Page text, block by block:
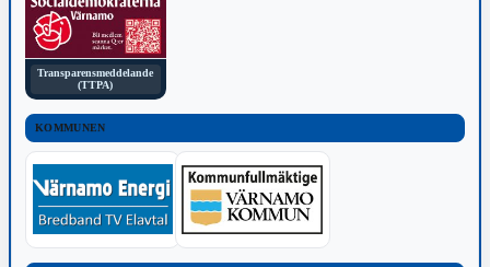
Transparensmeddelande
(TTPA)
KOMMUNEN